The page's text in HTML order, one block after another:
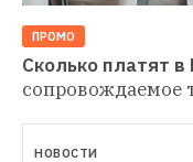
ПРОМО
Сколько платят в
сопровождаемое
НОВОСТИ